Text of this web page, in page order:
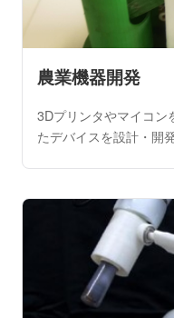
農業機器開発
3Dプリンタやマイコン
たデバイスを設計・開